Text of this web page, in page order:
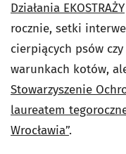
Działania EKOSTRAŻY
rocznie, setki
cierpiących psów
warunkach kotów,
Stowarzyszenie
laureatem
Wrocławia”.